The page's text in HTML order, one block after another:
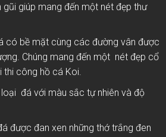
gũi giúp mang đến một nét đẹp thư
có bề mặt cùng các đường vân được
Chúng mang đến một nét đẹp cổ
thi công hồ cá Koi.
đá với màu sắc tự nhiên và độ
được đan xen những thớ trắng đen